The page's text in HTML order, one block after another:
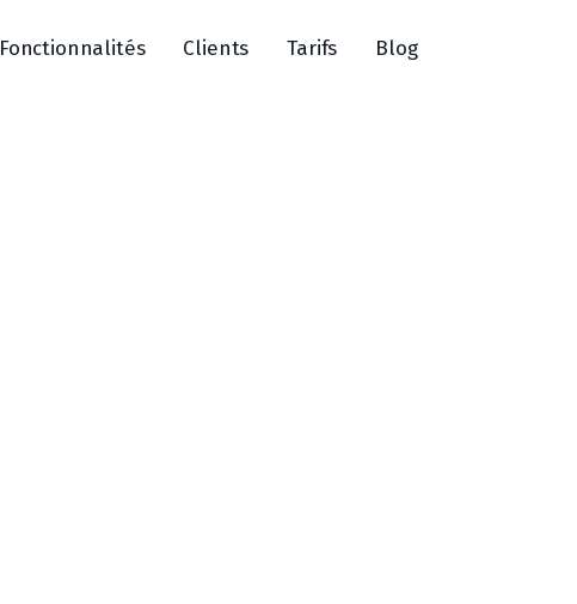
Fonctionnalités Clients Tarifs Blog